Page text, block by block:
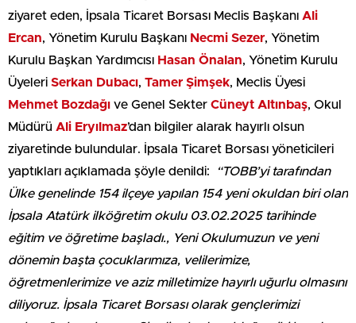
ziyaret eden, İpsala Ticaret Borsası Meclis Başkanı Ali
Ercan, Yönetim Kurulu Başkanı Necmi Sezer, Yönetim
Kurulu Başkan Yardımcısı Hasan Önalan, Yönetim Kurulu
Üyeleri Serkan Dubacı, Tamer Şimşek, Meclis Üyesi
Mehmet Bozdağı ve Genel Sekter Cüneyt Altınbaş, Okul
Müdürü Ali Eryılmaz’dan bilgiler alarak hayırlı olsun
ziyaretinde bulundular. İpsala Ticaret Borsası yöneticileri
yaptıkları açıklamada şöyle denildi:
“TOBB’yi tarafından
Ülke genelinde 154 ilçeye yapılan 154 yeni okuldan biri olan
İpsala Atatürk ilköğretim okulu 03.02.2025 tarihinde
eğitim ve öğretime başladı., Yeni Okulumuzun ve yeni
dönemin başta çocuklarımıza, velilerimize,
öğretmenlerimize ve aziz milletimize hayırlı uğurlu olmasını
diliyoruz. İpsala Ticaret Borsası olarak gençlerimizi